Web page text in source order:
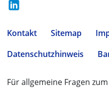
Kontakt Sitemap
Datenschutzhinweis
Für allgemeine Fragen